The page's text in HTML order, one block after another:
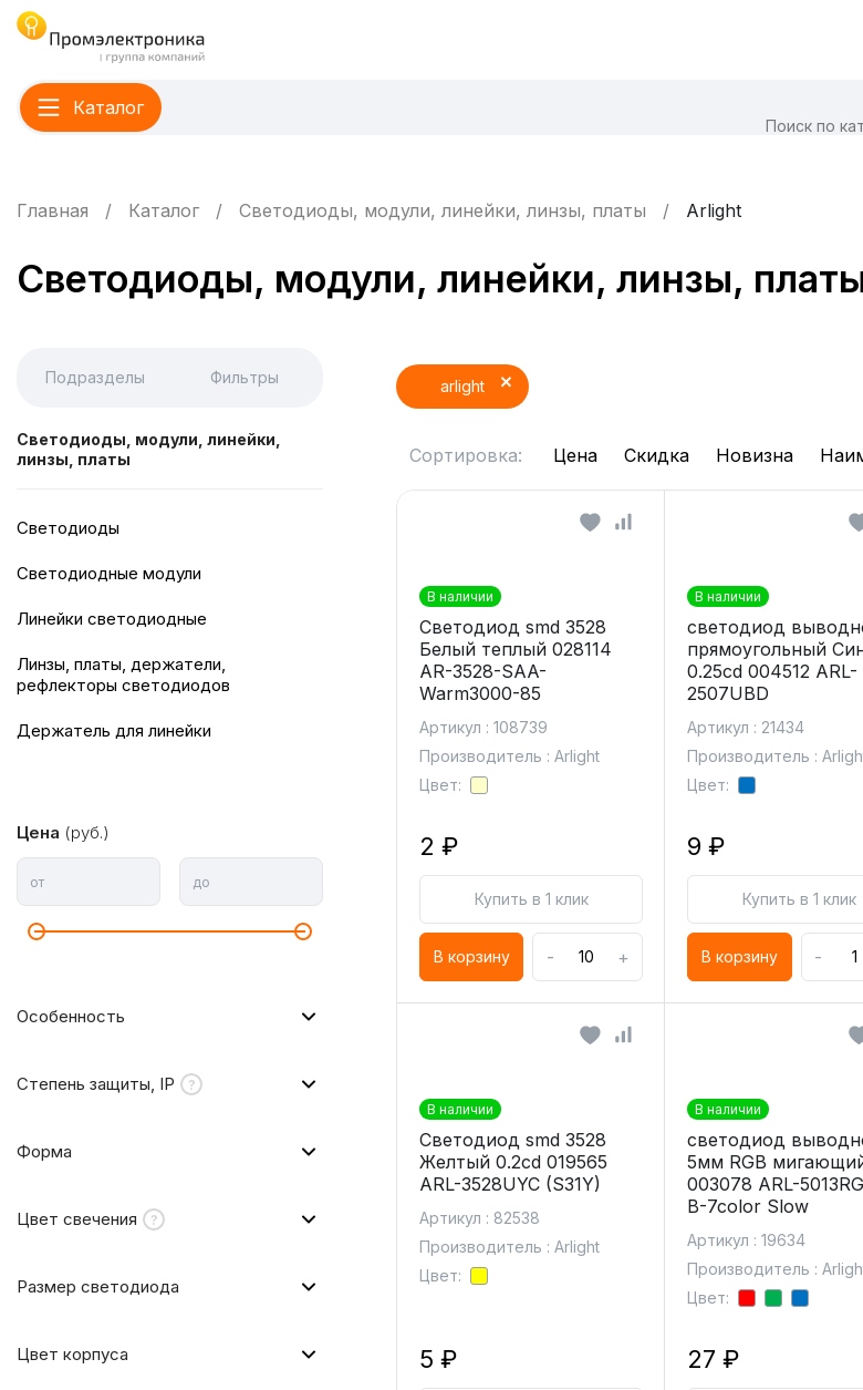
Каталог
Главная Каталог Светодиоды, модули, линейки, линзы, платы Arlight
Светодиоды, модули, линейки, линзы,
Подразделы Фильтры
Светодиоды, модули, линейки,
линзы, платы
Светодиоды
Светодиодные модули
Линейки светодиодные
Линзы, платы, держатели,
рефлекторы светодиодов
держатель для линейки
Цена (руб.)
от до
Особенность
Степень защиты, IP
Форма
Цвет свечения
Размер светодиода
Цвет корпуса
arlight
Сортировка: Цена Скидка Новизна
В наличии
Светодиод smd 3528
Белый теплый 028114
AR-3528-SAA-
Warm3000-85
Артикул : 108739
Производитель : Arlight
Цвет:
2 ₽
Купить в 1 клик
В корзину - +
В наличии
светодиод
прямоугольный
0.25cd 004512 ARL-
2507UBD
Артикул : 21434
Производитель :
Цвет:
9 ₽
Купить в 1 клик
В корзину -
В наличии
Светодиод smd 3528
Желтый 0.2cd 019565
ARL-3528UYC (S31Y)
Артикул : 82538
Производитель : Arlight
Цвет:
5 ₽
В наличии
светодиод
5мм RGB
003078 ARL-
B-7color Slow
Артикул : 19634
Производитель :
Цвет:
27 ₽